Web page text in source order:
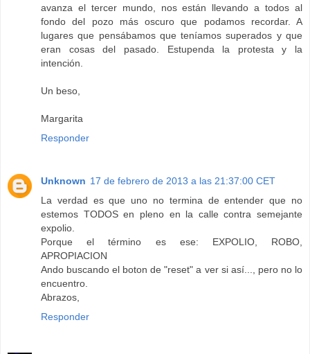
avanza el tercer mundo, nos están llevando a todos al
fondo del pozo más oscuro que podamos recordar. A
lugares que pensábamos que teníamos superados y que
eran cosas del pasado. Estupenda la protesta y la
intención.
Un beso,
Margarita
Responder
Unknown 17 de febrero de 2013 a las 21:37:00 CET
La verdad es que uno no termina de entender que no
estemos TODOS en pleno en la calle contra semejante
expolio.
Porque el término es ese: EXPOLIO, ROBO,
APROPIACION
Ando buscando el boton de "reset" a ver si así..., pero no lo
encuentro.
Abrazos,
Responder